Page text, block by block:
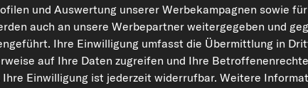
FAQs
Zahlung
Versandinfo
Retouren & Garantie
und Auswertung unserer Werbekampagnen sowie
auch an unsere Werbepartner weitergegeben und
Ihre Einwilligung umfasst die Übermittlung in
auf Ihre Daten zugreifen und Ihre
Ihre Einwilligung ist jederzeit widerrufbar. Weitere